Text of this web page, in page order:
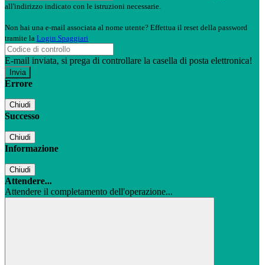
all'indirizzo indicato con le istruzioni necessarie.
Non hai una e-mail associata al nome utente? Effettua il reset della password
tramite la Login Spaggiari
E-mail inviata, si prega di controllare la casella di posta elettronica!
Errore
Chiudi
Successo
Chiudi
Informazione
Chiudi
Attendere...
Attendere il completamento dell'operazione...